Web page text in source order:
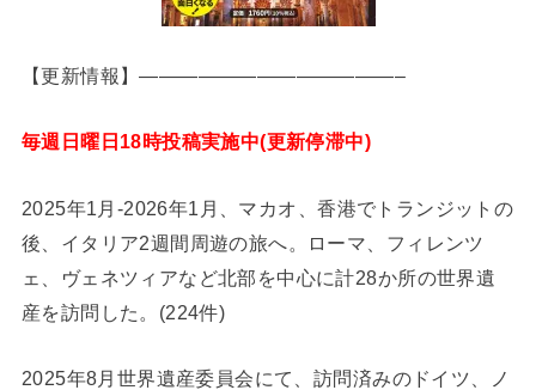
【更新情報】—————————————–
毎週日曜日18時投稿実施中(更新停滞中)
2025年1月-2026年1月、マカオ、香港でトランジットの
後、イタリア2週間周遊の旅へ。ローマ、フィレンツ
ェ、ヴェネツィアなど北部を中心に計28か所の世界遺
産を訪問した。(224件)
2025年8月世界遺産委員会にて、訪問済みのドイツ、ノ